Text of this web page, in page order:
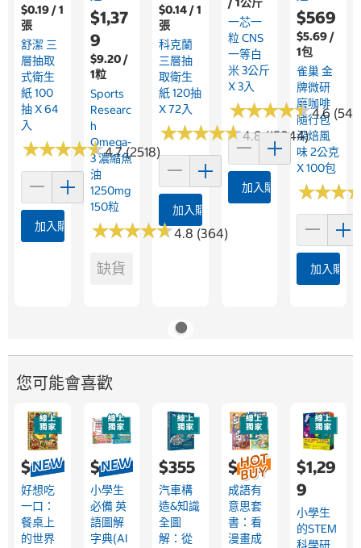
$0.19 / 1
張
舒潔 三
層抽取
式衛生
紙 100
抽 X 64
入
★★★★★
★★★★★4.7 (2518)
加入購物車
$1,37
9
$9.20 /
1粒
Sports
Researc
H
Omega-
3 濃縮魚
油
1250mg
150粒
★★★★★
★★★★★4.8 (364)
缺貨
$0.14 / 1
張
科克蘭
三層抽
取衛生
紙 120抽
X 72入
★★★★★
★★★★★4.8 (15844)
加入購物車
一芯一
粒 CNS
一等白
米 3公斤
X 3入
★★★★★
★★★★★4.6
加入購物車
$569
$5.69 /
1包
雀巢 金
牌微研
磨咖啡
隨行包
深焙風
味 2公克
X 100包
★★★
★★★
加入購物
您可能會喜歡
$829
好想吃
一口：
餐桌上
的世界
$639
小學生
必備 英
語圖解
字典(AI
$355
汽車構
造&知識
全圖
解：從
$899
成語有
意思套
書：看
漫畫成
$1,29
9
小學生
的STEM
科學研